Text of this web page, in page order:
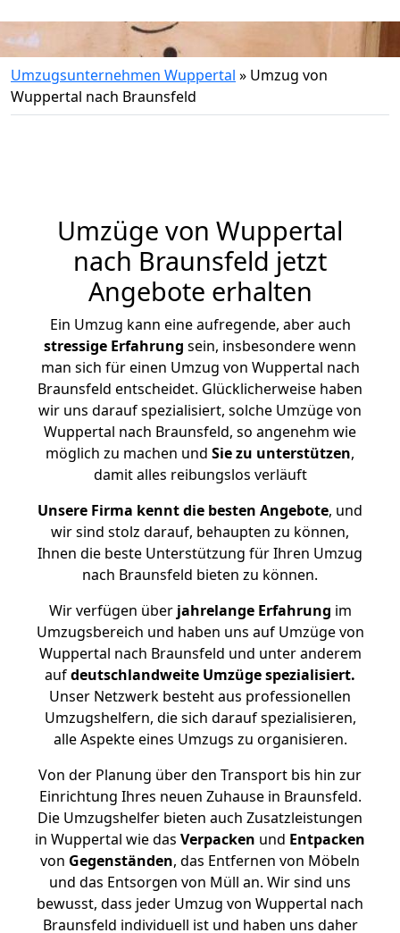
Umzugsunternehmen Wuppertal » Umzug von
Wuppertal nach Braunsfeld
Umzüge von Wuppertal
nach Braunsfeld jetzt
Angebote erhalten
Ein Umzug kann eine aufregende, aber auch
stressige Erfahrung sein, insbesondere wenn
man sich für einen Umzug von Wuppertal nach
Braunsfeld entscheidet. Glücklicherweise haben
wir uns darauf spezialisiert, solche Umzüge von
Wuppertal nach Braunsfeld, so angenehm wie
möglich zu machen und Sie zu unterstützen,
damit alles reibungslos verläuft
Unsere Firma kennt die besten Angebote, und
wir sind stolz darauf, behaupten zu können,
Ihnen die beste Unterstützung für Ihren Umzug
nach Braunsfeld bieten zu können.
Wir verfügen überjahrelange Erfahrung im
Umzugsbereich und haben uns auf Umzüge von
Wuppertal nach Braunsfeld und unter anderem
aufdeutschlandweite Umzüge spezialisiert.
Unser Netzwerk besteht aus professionellen
Umzugshelfern, die sich darauf spezialisieren,
alle Aspekte eines Umzugs zu organisieren.
Von der Planung über den Transport bis hin zur
Einrichtung Ihres neuen Zuhause in Braunsfeld.
Die Umzugshelfer bieten auch Zusatzleistungen
in Wuppertal wie das Verpacken und Entpacken
von Gegenständen, das Entfernen von Möbeln
und das Entsorgen von Müll an. Wir sind uns
bewusst, dass jeder Umzug von Wuppertal nach
Braunsfeld individuell ist und haben uns daher